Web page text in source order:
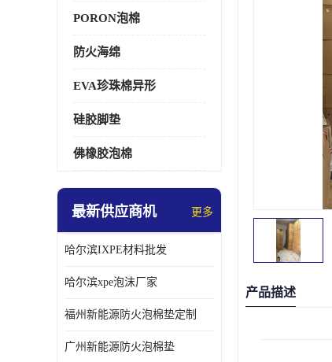
PORON泡棉
防火海绵
EVA珍珠棉异形
硅胶脚垫
佛橡胶泡棉
最新供应商机 更多
哈尔滨IXPE材料批发
哈尔滨xpe泡沫厂家
福州新能源防火泡棉垫定制
广州新能源防火泡棉垫
产品描述